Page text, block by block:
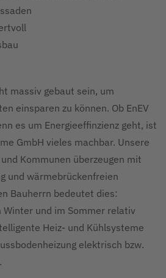
massiv gebaut sein, um
einsparen zu können. Ob EnEV
es um Energieeffinzienz geht, ist
GmbH vieles machbar. Unsere
Kommunen überzeugen mit
und wärmebrückenfreien
Bauherrn bedeutet dies:
Winter und im Sommer relativ
Heiz- und Kühlsysteme
elektrisch bzw.